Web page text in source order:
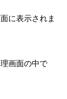
に表示されま
画面の中で